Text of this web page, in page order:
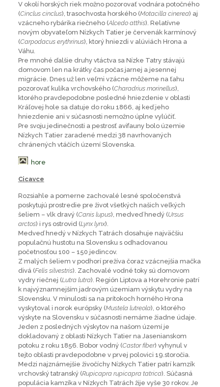
V okolí horských riek možno pozorovať vodnára potočného
(Cinclus cinclus), trasochvosta horského (Motacilla cinerea) aj
vzácneho rybárika riečneho (Alcedo atthis). Relatívne
novým obyvateľom Nízkych Tatier je červenák karmínový
(Carpodacus erythrinus), ktorý hniezdi v alúviách Hrona a
Váhu.
Pre mnohé ďalšie druhy vtáctva sa Nízke Tatry stávajú
domovom len na krátky čas počas jarnej a jesennej
migrácie. Dnes už len veľmi vzácne môžeme na ťahu
pozorovať kulíka vrchovského (Charadrius morinellus),
ktorého pravdepodobne posledné hniezdenie v oblasti
Kráľovej hole sa datuje do roku 1866, aj keď jeho
hniezdenie ani v súčasnosti nemožno úplne vylúčiť.
Pre svoju jedinečnosti a pestrosť avifauny bolo územie
Nízkych Tatier zaradené medzi 38 navrhovaných
chránených vtáčích území Slovenska.
hore
Cicavce
Rozsiahle a pomerne zachovalé lesné spoločenstvá
poskytujú prostredie pre život všetkých našich veľkých
šeliem – vlk dravý (Canis lupus), medveď hnedý (Ursus
arctos) i rys ostrovid (Lynx lynx).
Medveď hnedý v Nízkych Tatrách dosahuje najväčšiu
populačnú hustotu na Slovensku s odhadovanou
početnosťou 100 – 150 jedincov.
Z malých šeliem v podhorí prežíva čoraz vzácnejšia mačka
divá (Felis silvestris). Zachovalé vodné toky sú domovom
vydry riečnej (Lutra lutra). Región Liptova a Horehronie patrí
k najvýznamnejším jadrovým územiam výskytu vydry na
Slovensku. V minulosti sa na prítokoch horného Hrona
vyskytoval i norok európsky (Mustela lutreola), o ktorého
výskyte na Slovensku v súčasnosti nemáme žiadne údaje.
Jeden z posledných výskytov na našom území je
dokladovaný z oblasti Nízkych Tatier na Jasenianskom
potoku z roku 1856. Bobor vodný (Castor fiber) vyhynul v
tejto oblasti pravdepodobne v prvej polovici 19.storočia.
Medzi najznámejšie živočíchy Nízkych Tatier patrí kamzík
vrchovský tatranský (Rupicapra rupicapra tatrica). Súčasná
populácia kamzíka v Nízkych Tatrách žije vyše 30 rokov. Je